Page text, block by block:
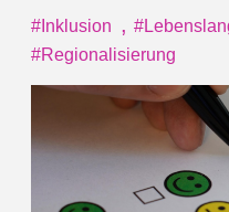
#Inklusion ,
#Regionalisierung